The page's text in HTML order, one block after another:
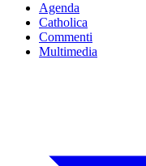
Agenda
Catholica
Commenti
Multimedia